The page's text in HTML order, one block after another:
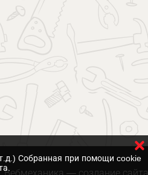
Вебмеханика — создание сайта
Собранная при помощи cookie